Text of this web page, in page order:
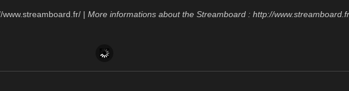
| More informations about the Streamboard : http://